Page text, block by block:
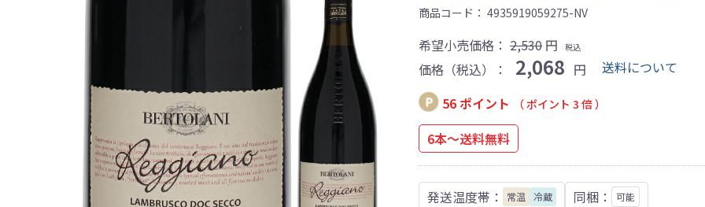
商品コード： 4935919059275-NV
希望小売価格： 2,530 円 税込
価格（税込）： 2,068 円
送料について
56 ポイント
（ ポイント 3 倍 ）
6本～送料無料
発送温度帯： 常温 冷蔵 同梱： 可能